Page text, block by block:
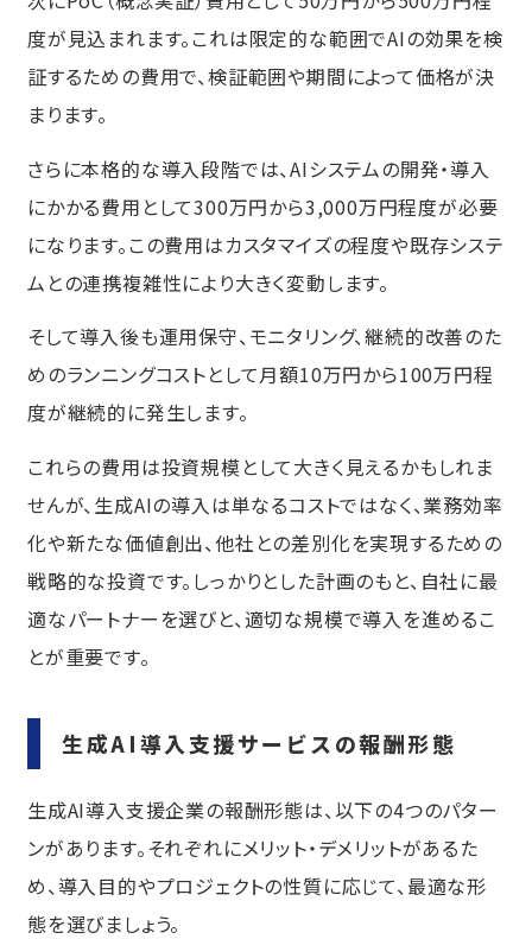
度が見込まれます。これは限定的な範囲でAIの効果を検
証するための費用で、検証範囲や期間によって価格が決
まります。
さらに本格的な導入段階では、AIシステムの開発・導入
にかかる費用として300万円から3,000万円程度が必要
になります。この費用はカスタマイズの程度や既存システ
ムとの連携複雑性により大きく変動します。
そして導入後も運用保守、モニタリング、継続的改善のた
めのランニングコストとして月額10万円から100万円程
度が継続的に発生します。
これらの費用は投資規模として大きく見えるかもしれま
せんが、生成AIの導入は単なるコストではなく、業務効率
化や新たな価値創出、他社との差別化を実現するための
戦略的な投資です。しっかりとした計画のもと、自社に最
適なパートナーを選びと、適切な規模で導入を進めるこ
とが重要です。
生成AI導入支援サービスの報酬形態
生成AI導入支援企業の報酬形態は、以下の4つのパター
ンがあります。それぞれにメリット・デメリットがあるた
め、導入目的やプロジェクトの性質に応じて、最適な形
態を選びましょう。